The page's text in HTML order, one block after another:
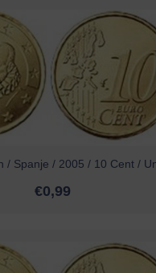
/ Spanje / 2005 / 10 Cent /
€0,99